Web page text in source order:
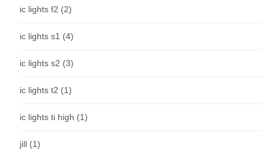
ic lights f2 (2)
ic lights s1 (4)
ic lights s2 (3)
ic lights t2 (1)
ic lights ti high (1)
jill (1)